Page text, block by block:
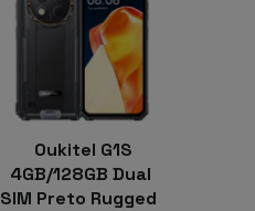
Oukitel G1S
4GB/128GB Dual
SIM Preto Rugged